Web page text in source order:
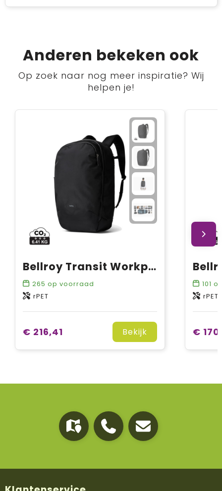
Anderen bekeken ook
Op zoek naar nog meer inspiratie? Wij
helpen je!
Bellroy Transit Workpack Pro 28L
265 op voorraad
rPET
€ 216,41 Bekijk
101
rPET
€